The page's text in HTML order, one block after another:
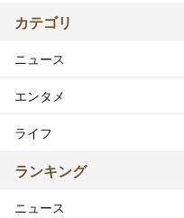
カテゴリ
ニュース
エンタメ
ライフ
ランキング
ニュース